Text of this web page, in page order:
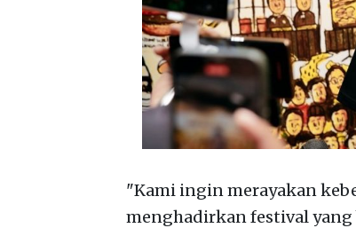
"Kami ingin merayakan
menghadirkan festival